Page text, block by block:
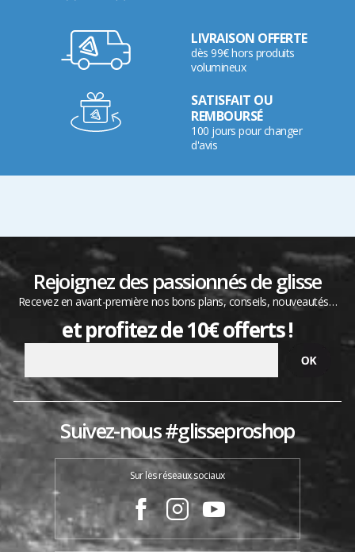
LIVRAISON OFFERTE
dès 99€ hors produits
volumineux
SATISFAIT OU
REMBOURSÉ
100 jours pour changer
d'avis
Rejoignez des passionnés de glisse
Recevez en avant-première nos bons plans, conseils, nouveautés…
et profitez de 10€ offerts !
Suivez-nous #glisseproshop
Sur les réseaux sociaux